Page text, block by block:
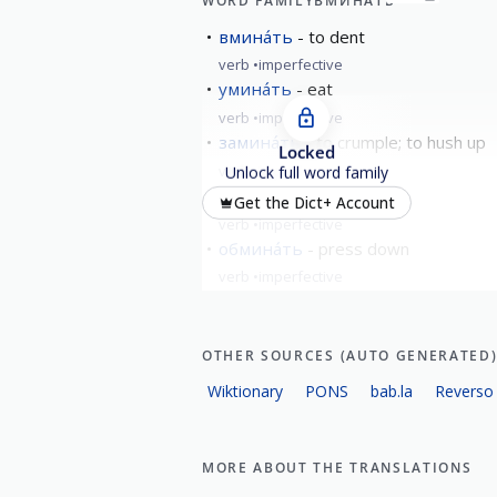
вмина́ть to dent
verb imperfective
умина́ть eat
verb imperfective
замина́ть to crumple; to hush up
verb imperfective
намина́ть to rub sore
verb imperfective
обмина́ть
Locked
Unlock full word family
Get the Dict+ Account
OTHER SOURCES (AUTO GENERATED)
Wiktionary PONS bab.la Reverso
MORE ABOUT THE TRANSLATIONS